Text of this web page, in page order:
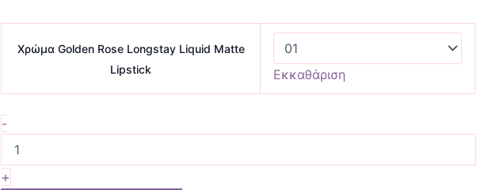
Χρώμα Golden Rose Longstay Liquid Matte
Lipstick
Εκκαθάριση
-
+